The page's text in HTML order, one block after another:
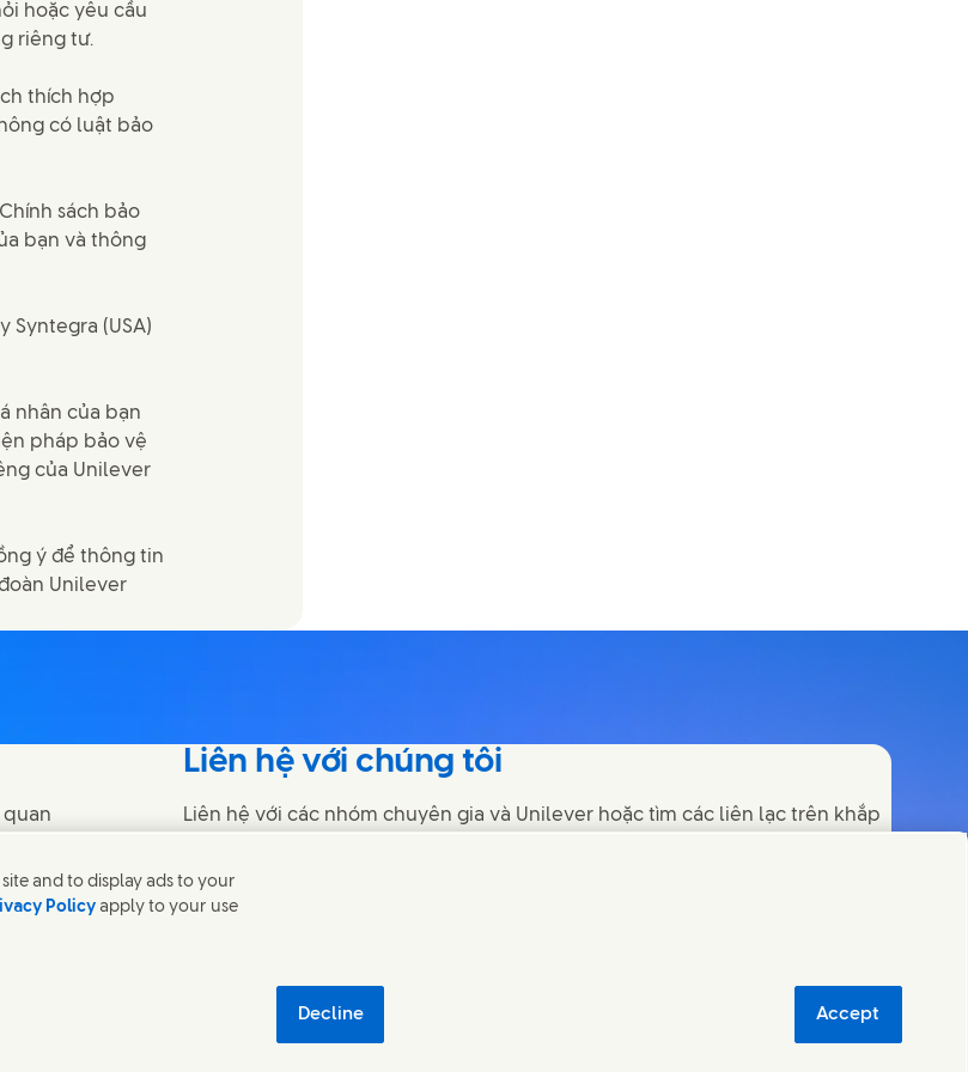
hoặc yêu cầu
riêng tư.
thích hợp
có luật bảo
sách bảo
bạn và thông
Syntegra (USA)
nhân của bạn
pháp bảo vệ
của Unilever
ý để thông tin
Unilever
Liên hệ với chúng tôi
Liên hệ với các nhóm chuyên gia và Unilever hoặc tìm các liên lạc trên khắp
Liên hệ với chúng tôi
and to display ads to your
Policyapply to your use
Decline Accept